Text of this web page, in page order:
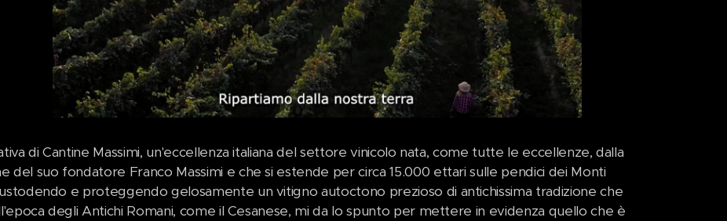
di Cantine Massimi, un'eccellenza italiana del settore vinicolo nata, come tutte le eccellenze, dalla
del suo fondatore Franco Massimi e che si estende per circa 15.000 ettari sulle pendici dei Monti
e proteggendo gelosamente un vitigno autoctono prezioso di antichissima tradizione che
degli Antichi Romani, come il Cesanese, mi da lo spunto per mettere in evidenza quello che è